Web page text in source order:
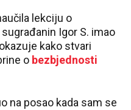
lekciju o
Igor S. imao
kako stvari
o bezbjednosti
na posao kada sam se